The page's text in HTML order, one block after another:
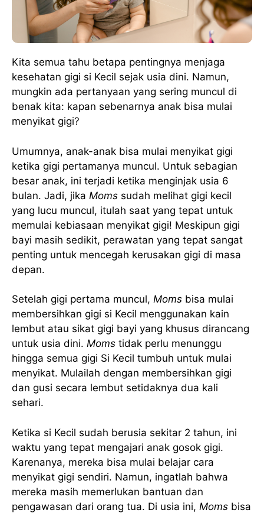
Kita semua tahu betapa pentingnya menjaga
kesehatan gigi si Kecil sejak usia dini. Namun,
mungkin ada pertanyaan yang sering muncul di
benak kita: kapan sebenarnya anak bisa mulai
menyikat gigi?
Umumnya, anak-anak bisa mulai menyikat gigi
ketika gigi pertamanya muncul. Untuk sebagian
besar anak, ini terjadi ketika menginjak usia 6
bulan. Jadi, jika Moms sudah melihat gigi kecil
yang lucu muncul, itulah saat yang tepat untuk
memulai kebiasaan menyikat gigi! Meskipun gigi
bayi masih sedikit, perawatan yang tepat sangat
penting untuk mencegah kerusakan gigi di masa
depan.
Setelah gigi pertama muncul, Moms bisa mulai
membersihkan gigi si Kecil menggunakan kain
lembut atau sikat gigi bayi yang khusus dirancang
untuk usia dini. Moms tidak perlu menunggu
hingga semua gigi Si Kecil tumbuh untuk mulai
menyikat. Mulailah dengan membersihkan gigi
dan gusi secara lembut setidaknya dua kali
sehari.
Ketika si Kecil sudah berusia sekitar 2 tahun, ini
waktu yang tepat mengajari anak gosok gigi.
Karenanya, mereka bisa mulai belajar cara
menyikat gigi sendiri. Namun, ingatlah bahwa
mereka masih memerlukan bantuan dan
pengawasan dari orang tua. Di usia ini, Moms bisa